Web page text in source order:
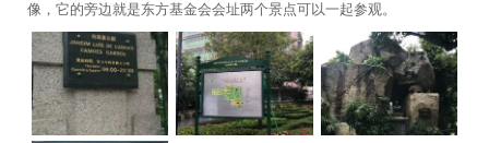
像，它的旁边就是东方基金会会址两个景点可以一起参观。